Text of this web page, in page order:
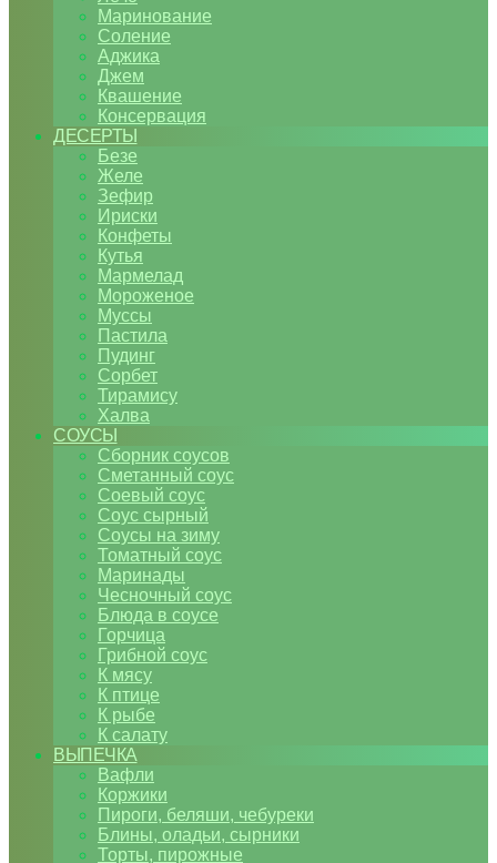
Маринование
Соление
Аджика
Джем
Квашение
Консервация
ДЕСЕРТЫ
Безе
Желе
Зефир
Ириски
Конфеты
Кутья
Мармелад
Мороженое
Муссы
Пастила
Пудинг
Сорбет
Тирамису
Халва
СОУСЫ
Сборник соусов
Сметанный соус
Соевый соус
Соус сырный
Соусы на зиму
Томатный соус
Маринады
Чесночный соус
Блюда в соусе
Горчица
Грибной соус
К мясу
К птице
К рыбе
К салату
ВЫПЕЧКА
Вафли
Коржики
Пироги, беляши, чебуреки
Блины, оладьи, сырники
Торты, пирожные